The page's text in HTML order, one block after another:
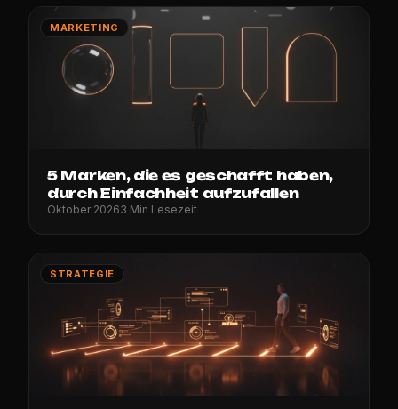
MARKETING
5 Marken, die es geschafft haben,
durch Einfachheit aufzufallen
Oktober 20263 Min Lesezeit
STRATEGIE